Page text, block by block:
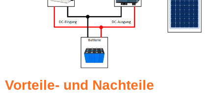
Vorteile- und Nachteile